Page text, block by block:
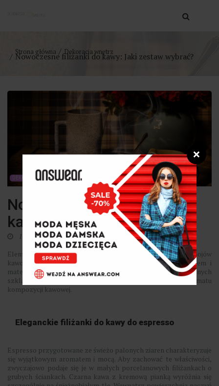
Strona główna Dekoracja wnętrz
Nowoczesne filiżanki do kawy: Jaki zestaw wybrać?
DEKORACJA WNĘTRZ
Nowoczesne filiżanki do
kawy: Jaki zestaw wybrać?
17 stycznia 2024
0
Elementem rytuału picia kawy jest podawanie różnych napojów
kawowych w naczyniach różniących się objętością, kształtem i
materiałem wykonania. Zadaniem filiżanek lub specjalnych
szklanek jest utrzymanie temperatury, smaku i aromatu
kompozycji kawowej.
Eleganckie filiżanki do kawy do espresso
Espresso przygotowane ze świeżo palonych ziaren charakteryzuje
się wyjątkowym aromatem i mocą. Aby zachować te właściwości,
zwyczajowo podaje się je w małych porcelanowych filiżankach o
grubych ściankach. Czarna kawa z kremową pianką wyróżnia się
❌